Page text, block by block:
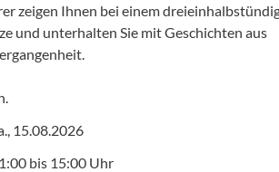
zeigen Ihnen bei einem
und unterhalten Sie mit Geschichten aus
15.08.2026
bis 15:00 Uhr